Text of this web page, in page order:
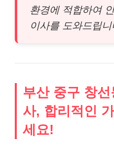
환경에 적합하여
이사를 도와드립니
부산 중구 창선
사, 합리적인
세요!